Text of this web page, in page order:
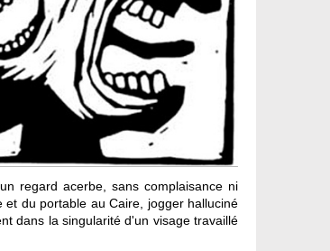
regard acerbe, sans complaisance ni
du portable au Caire, jogger halluciné
dans la singularité d'un visage travaillé